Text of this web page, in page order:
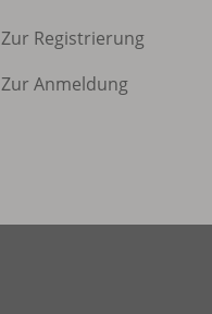
Zur Registrierung
Zur Anmeldung